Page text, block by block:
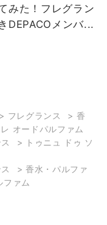
みた！フレグラン
DEPACOメンバ...
> フレグランス > 香
オードパルファム
>
トゥニュ ドゥ ソ
>香水・パルファ
ファム